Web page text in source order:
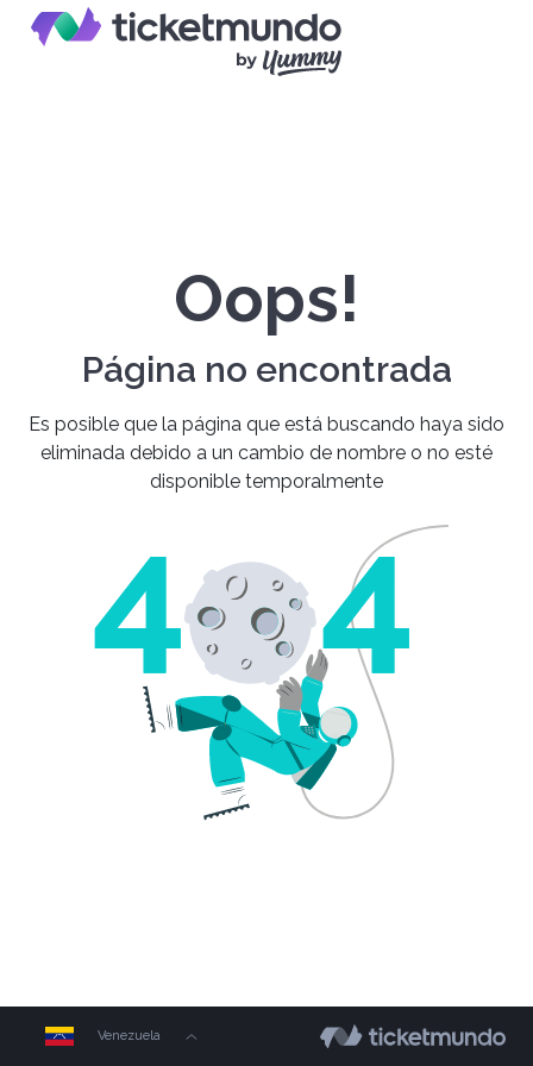
Oops!
Página no encontrada
Es posible que la página que está buscando haya sido
eliminada debido a un cambio de nombre o no esté
disponible temporalmente
Venezuela